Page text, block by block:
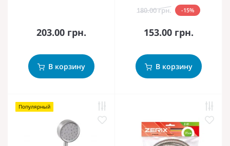
203.00 грн.
В корзину
180.00 грн. -15%
153.00 грн.
В корзину
Популярный